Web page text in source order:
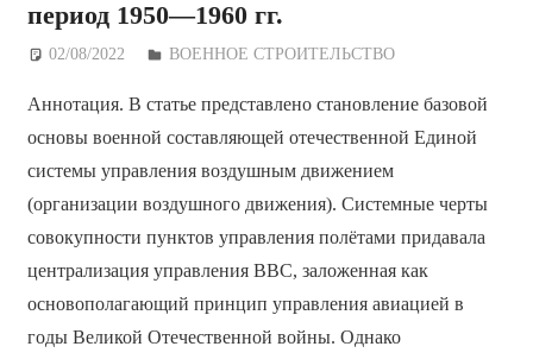
период 1950—1960 гг.
02/08/2022 Дежурный по Редакции
ВОЕННОЕ СТРОИТЕЛЬСТВО
Аннотация. В статье представлено становление базовой
основы военной составляющей отечественной Единой
системы управления воздушным движением
(организации воздушного движения). Системные черты
совокупности пунктов управления полётами придавала
централизация управления ВВС, заложенная как
основополагающий принцип управления авиацией в
годы Великой Отечественной войны. Однако